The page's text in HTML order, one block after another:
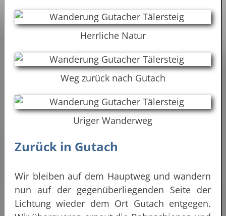
Herrliche Natur
Weg zurück nach Gutach
Uriger Wanderweg
Zurück in Gutach
Wir bleiben auf dem Hauptweg und wandern
nun auf der gegenüberliegenden Seite der
Lichtung wieder dem Ort Gutach entgegen.